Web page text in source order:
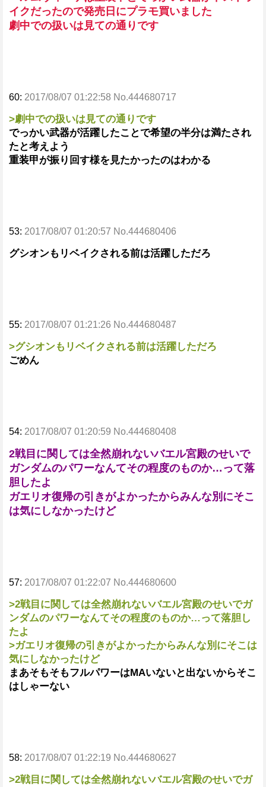
イクだったので発売日にプラモ買いました
劇中での扱いは見ての通りです
60: 2017/08/07 01:22:58 No.444680717
>劇中での扱いは見ての通りです
でっかい武器が活躍したことで希望の半分は満たされ
たと考えよう
重装甲が振り回す様を見たかったのはわかる
53: 2017/08/07 01:20:57 No.444680406
グシオンもリベイクされる前は活躍しただろ
55: 2017/08/07 01:21:26 No.444680487
>グシオンもリベイクされる前は活躍しただろ
ごめん
54: 2017/08/07 01:20:59 No.444680408
2戦目に関しては全然崩れないバエル宮殿のせいで
ガンダムのパワーなんてその程度のものか…って落
胆したよ
ガエリオ復帰の引きがよかったからみんな別にそこ
は気にしなかったけど
57: 2017/08/07 01:22:07 No.444680600
>2戦目に関しては全然崩れないバエル宮殿のせいでガ
ンダムのパワーなんてその程度のものか…って落胆し
たよ
>ガエリオ復帰の引きがよかったからみんな別にそこは
気にしなかったけど
まあそもそもフルパワーはMAいないと出ないからそこ
はしゃーない
58: 2017/08/07 01:22:19 No.444680627
>2戦目に関しては全然崩れないバエル宮殿のせいでガ